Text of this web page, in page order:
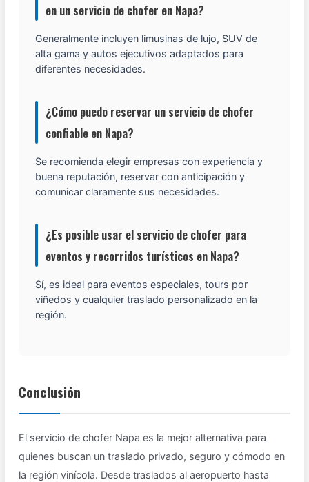
en un servicio de chofer en Napa?
Generalmente incluyen limusinas de lujo, SUV de
alta gama y autos ejecutivos adaptados para
diferentes necesidades.
¿Cómo puedo reservar un servicio de chofer
confiable en Napa?
Se recomienda elegir empresas con experiencia y
buena reputación, reservar con anticipación y
comunicar claramente sus necesidades.
¿Es posible usar el servicio de chofer para
eventos y recorridos turísticos en Napa?
Sí, es ideal para eventos especiales, tours por
viñedos y cualquier traslado personalizado en la
región.
Conclusión
El servicio de chofer Napa es la mejor alternativa para
quienes buscan un traslado privado, seguro y cómodo en
la región vinícola. Desde traslados al aeropuerto hasta